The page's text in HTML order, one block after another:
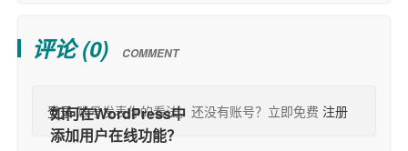
评论 (0) COMMENT
登录账号发表你的看法，还没有账号？立即免费 注册